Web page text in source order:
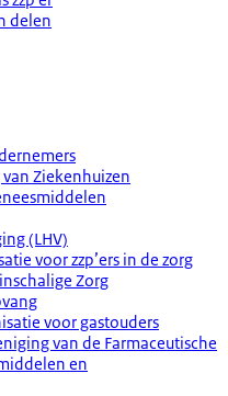
delen
Ziekenhuizen
(LHV)
voor zzp’ers in de zorg
Zorg
voor gastouders
van de Farmaceutische
en